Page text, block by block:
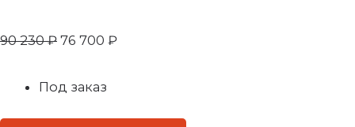
90 230₽ 76 700 ₽
Под заказ